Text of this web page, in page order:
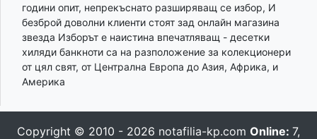
години опит, непрекъснато разширяващ се избор, И
безброй доволни клиенти стоят зад онлайн магазина
звезда Изборът е наистина впечатляващ - десетки
хиляди банкноти са на разположение за колекционери
от цял свят, от Централна Европа до Азия, Африка, и
Америка
Copyright © 2010 - 2026 notafilia-kp.com Online: 7,